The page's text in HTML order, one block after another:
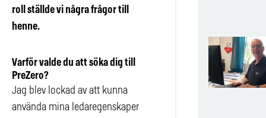
roll ställde vi några frågor till
henne.
Varför valde du att söka dig till
PreZero?
Jag blev lockad av att kunna
använda mina ledaregenskaper